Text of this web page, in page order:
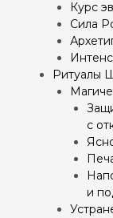
Курс
Сила
Ритуалы
с
и